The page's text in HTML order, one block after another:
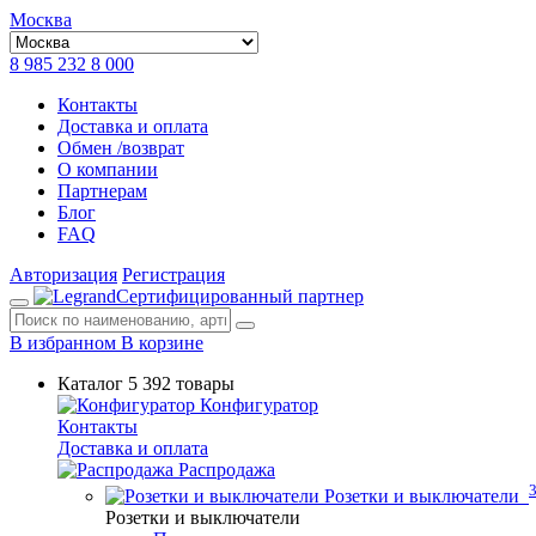
Москва
8 985 232 8 000
Контакты
Доставка и оплата
Обмен /возврат
О компании
Партнерам
Блог
FAQ
Авторизация Регистрация
Сертифицированный партнер
В избранном В корзине
Каталог 5 392 товары
Конфигуратор
Контакты
Доставка и оплата
Распродажа
Розетки и выключатели
Розетки и выключатели